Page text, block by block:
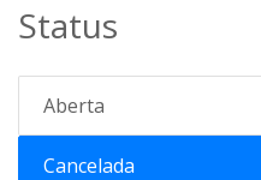
Status
Aberta
Cancelada